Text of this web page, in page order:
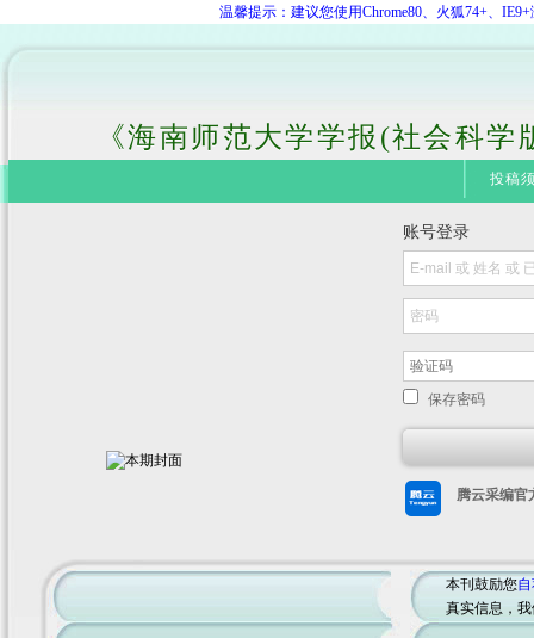
温馨提示：建议您使用Chrome80、火狐74+、
《海南师范大学学报(社会科
投稿
账号登录
保存密码
腾云采编官
本刊鼓励您
真实信息，